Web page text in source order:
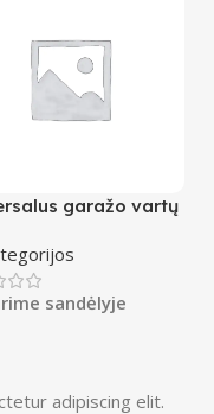
garažo vartų
sandėlyje
adipiscing elit.